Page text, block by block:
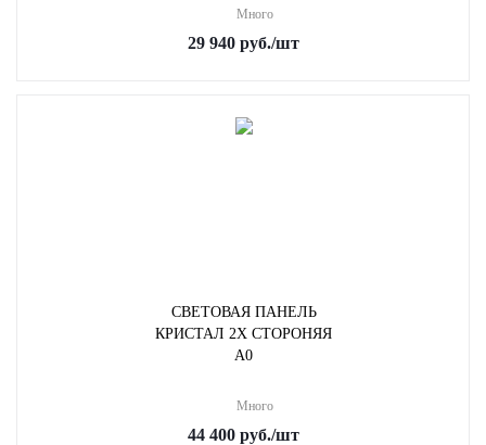
Много
29 940 руб./шт
СВЕТОВАЯ ПАНЕЛЬ
КРИСТАЛ 2Х СТОРОНЯЯ
A0
Много
44 400 руб./шт